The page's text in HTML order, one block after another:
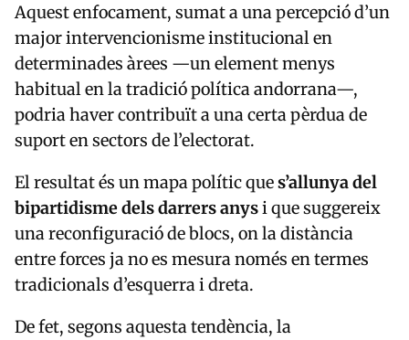
Aquest enfocament, sumat a una percepció d’un
major intervencionisme institucional en
determinades àrees —un element menys
habitual en la tradició política andorrana—,
podria haver contribuït a una certa pèrdua de
suport en sectors de l’electorat.
El resultat és un mapa polític ques’allunya del
bipartidisme dels darrers anysi que suggereix
una reconfiguració de blocs, on la distància
entre forces ja no es mesura només en termes
tradicionals d’esquerra i dreta.
De fet, segons aquesta tendència, la